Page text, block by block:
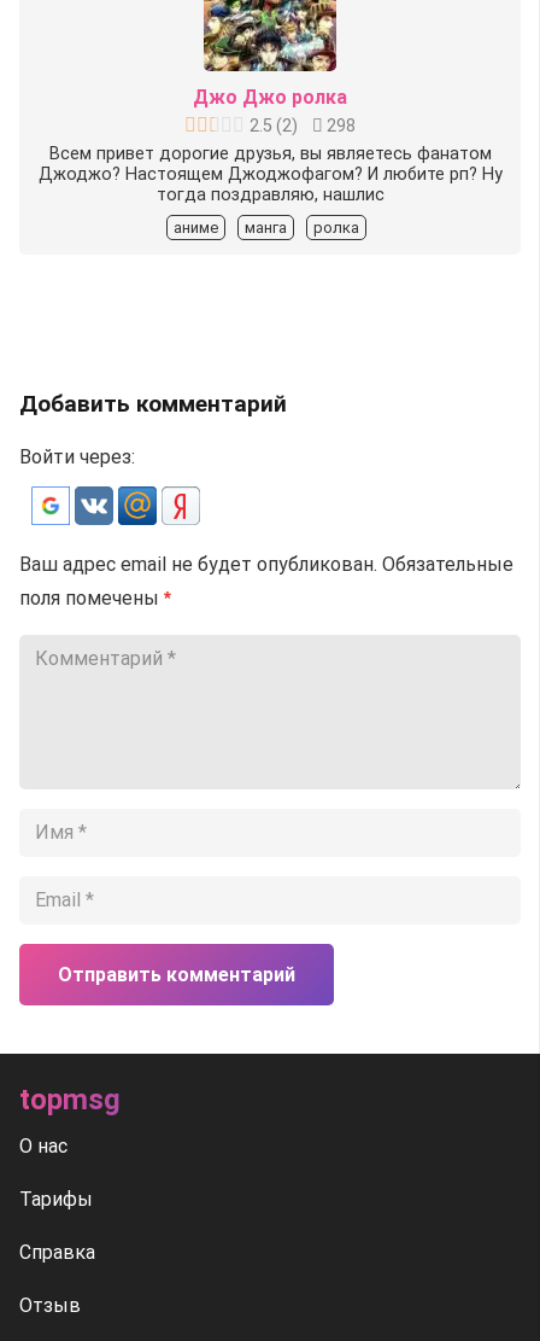
Джо Джо ролка
2.5 (2)
298
Всем привет дорогие друзья, вы являетесь фанатом
Джоджо? Настоящем Джоджофагом? И любите рп? Ну
тогда поздравляю, нашлис
аниме манга ролка
Добавить комментарий
Войти через:
Ваш адрес email не будет опубликован. Обязательные
поля помечены *
Отправить комментарий
topmsg
О нас
Тарифы
Справка
Отзыв